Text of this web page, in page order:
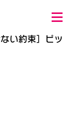
ない約束］ピッ